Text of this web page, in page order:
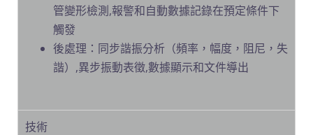
管變形檢測,報警和自動數據記錄在預定條件下
觸發
後處理：同步諧振分析（頻率，幅度，阻尼，失
諧）,異步振動表徵,數據顯示和文件導出
技術